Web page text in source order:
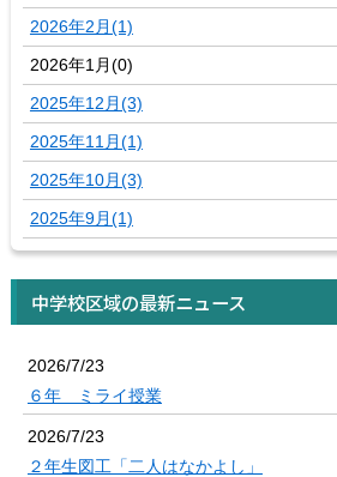
2026年2月(1)
2026年1月(0)
2025年12月(3)
2025年11月(1)
2025年10月(3)
2025年9月(1)
中学校区域の最新ニュース
2026/7/23
６年 ミライ授業
2026/7/23
２年生図工「二人はなかよし」